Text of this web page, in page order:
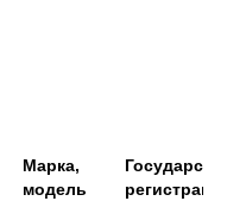
Марка,
модель